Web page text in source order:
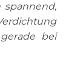
bei